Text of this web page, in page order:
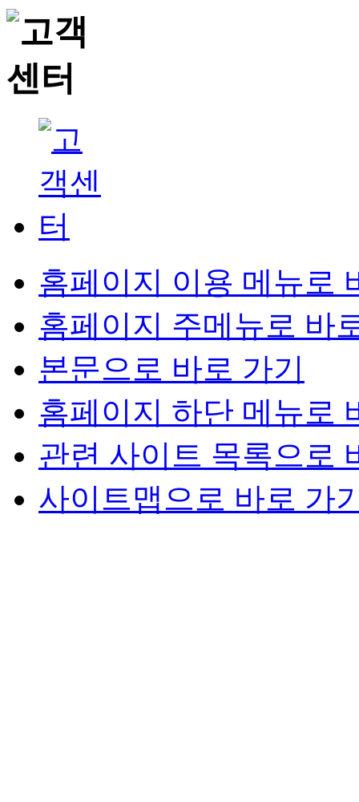
홈페이지 이용 메뉴로
홈페이지 주메뉴로 바
본문으로 바로 가기
홈페이지 하단 메뉴로
관련 사이트 목록으로
사이트맵으로 바로 가